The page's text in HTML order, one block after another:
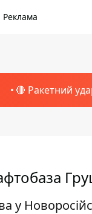
Реклама
🔴 Ракетний
у